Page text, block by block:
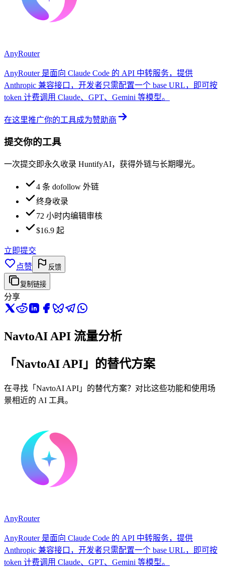
AnyRouter
AnyRouter 是面向 Claude Code 的 API 中转服务，提供
Anthropic 兼容接口，开发者只需配置一个 base URL，即可按
token 计费调用 Claude、GPT、Gemini 等模型。
在这里推广你的工具成为赞助商
提交你的工具
一次提交即永久收录 HuntifyAI，获得外链与长期曝光。
4 条 dofollow 外链
终身收录
72 小时内编辑审核
$16.9 起
立即提交
点赞
反馈
复制链接
分享
NavtoAI API 流量分析
「NavtoAI API」的替代方案
在寻找「NavtoAI API」的替代方案？对比这些功能和使用场
景相近的 AI 工具。
AnyRouter
AnyRouter 是面向 Claude Code 的 API 中转服务，提供
Anthropic 兼容接口，开发者只需配置一个 base URL，即可按
token 计费调用 Claude、GPT、Gemini 等模型。